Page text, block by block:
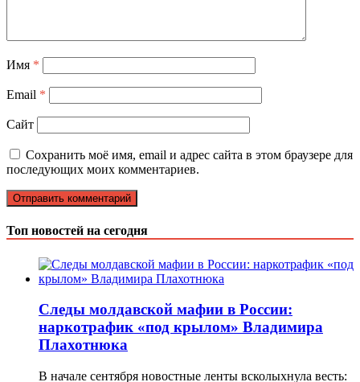
Имя *
Email *
Сайт
Сохранить моё имя, email и адрес сайта в этом браузере для
последующих моих комментариев.
Топ новостей на сегодня
Следы молдавской мафии в России:
наркотрафик «под крылом» Владимира
Плахотнюка
В начале сентября новостные ленты всколыхнула весть: